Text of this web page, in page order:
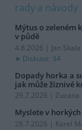
rady a návody
Mýtus o zeleném
v půdě
4.8.2026 | Jan Skala
Diskuse: 34
Dopady horka a
jak může žíznivé
29.7.2026 | Zuzana
Myslete v
28.7.2026 | Karel